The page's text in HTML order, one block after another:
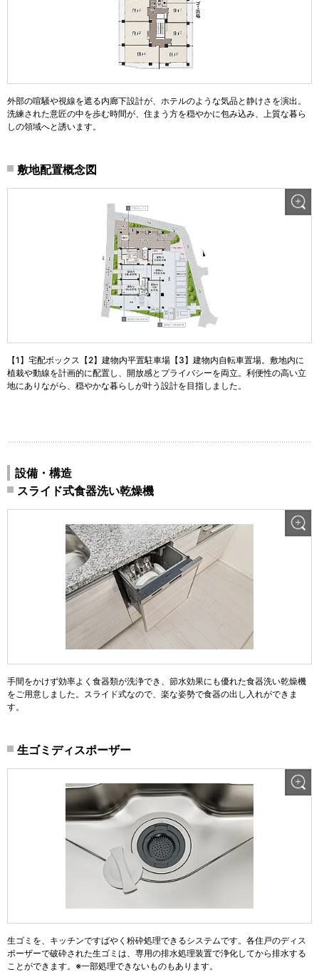
外部の喧騒や視線を遮る内廊下設計が、ホテルのような気品と静けさを演出。
洗練された意匠の中を歩む時間が、住まう方を穏やかに包み込み、上質な暮ら
しの領域へと誘います。
敷地配置概念図
【1】宅配ボックス【2】建物内平置駐車場【3】建物内自転車置場。敷地内に
植栽や動線を計画的に配置し、開放感とプライバシーを両立。利便性の高い立
地にありながら、穏やかな暮らしが叶う設計を目指しました。
設備・構造
スライド式食器洗い乾燥機
手間をかけず効率よく食器類が洗浄でき、節水効果にも優れた食器洗い乾燥機
をご用意しました。スライド式なので、楽な姿勢で食器の出し入れができま
す。
生ゴミディスポーザー
生ゴミを、キッチンですばやく粉砕処理できるシステムです。各住戸のディス
ポーザーで破砕された生ゴミは、専用の排水処理装置で浄化してから排水する
ことができます。※一部処理できないものもあります。